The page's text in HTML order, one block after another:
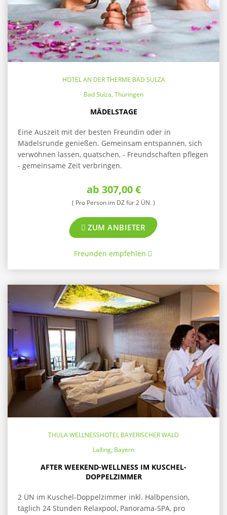
HOTEL AN DER THERME BAD SULZA
Bad Sulza, Thüringen
MÄDELSTAGE
Eine Auszeit mit der besten Freundin oder in
Mädelsrunde genießen. Gemeinsam entspannen, sich
verwöhnen lassen, quatschen, - Freundschaften pflegen
- gemeinsame Zeit verbringen.
ab 307,00 €
( Pro Person im DZ für 2 ÜN. )
ZUM ANBIETER
Freunden empfehlen
THULA WELLNESSHOTEL BAYERISCHER WALD
Lalling, Bayern
AFTER WEEKEND-WELLNESS IM KUSCHEL-
DOPPELZIMMER
2 ÜN im Kuschel-Doppelzimmer inkl. Halbpension,
täglich 24 Stunden Relaxpool, Panorama-SPA, pro